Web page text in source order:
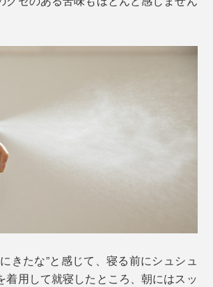
きたな”と感じて、寝る前にシュシュ
着用して就寝したところ、朝にはスッ